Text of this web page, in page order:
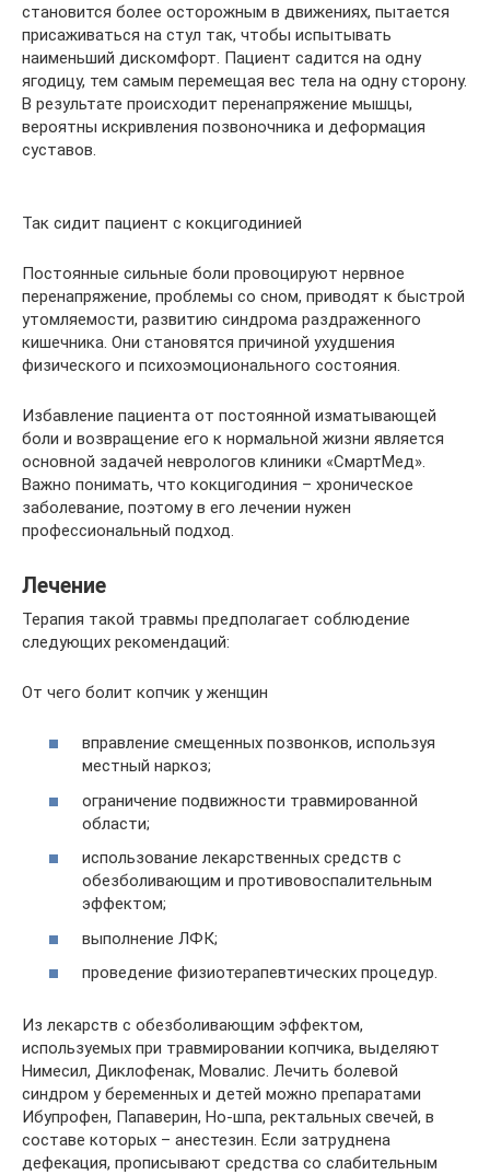
становится более осторожным в движениях, пытается
присаживаться на стул так, чтобы испытывать
наименьший дискомфорт. Пациент садится на одну
ягодицу, тем самым перемещая вес тела на одну сторону.
В результате происходит перенапряжение мышцы,
вероятны искривления позвоночника и деформация
суставов.
Так сидит пациент с кокцигодинией
Постоянные сильные боли провоцируют нервное
перенапряжение, проблемы со сном, приводят к быстрой
утомляемости, развитию синдрома раздраженного
кишечника. Они становятся причиной ухудшения
физического и психоэмоционального состояния.
Избавление пациента от постоянной изматывающей
боли и возвращение его к нормальной жизни является
основной задачей неврологов клиники «СмартМед».
Важно понимать, что кокцигодиния – хроническое
заболевание, поэтому в его лечении нужен
профессиональный подход.
Лечение
Терапия такой травмы предполагает соблюдение
следующих рекомендаций:
От чего болит копчик у женщин
вправление смещенных позвонков, используя
местный наркоз;
ограничение подвижности травмированной
области;
использование лекарственных средств с
обезболивающим и противовоспалительным
эффектом;
выполнение ЛФК;
проведение физиотерапевтических процедур.
Из лекарств с обезболивающим эффектом,
используемых при травмировании копчика, выделяют
Нимесил, Диклофенак, Мовалис. Лечить болевой
синдром у беременных и детей можно препаратами
Ибупрофен, Папаверин, Но-шпа, ректальных свечей, в
составе которых – анестезин. Если затруднена
дефекация, прописывают средства со слабительным